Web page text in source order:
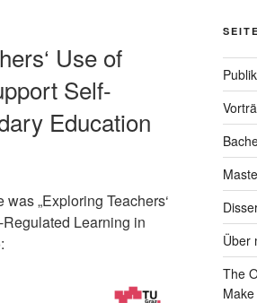
Use of
Self-
Education
„Exploring Teachers‘
Learning in
Über
The